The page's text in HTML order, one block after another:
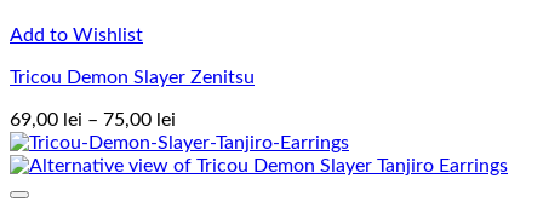
Add to Wishlist
Tricou Demon Slayer Zenitsu
69,00 lei – 75,00 lei
de
prețuri: